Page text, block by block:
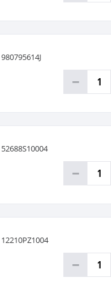
980795614J
52688S10004
12210PZ1004